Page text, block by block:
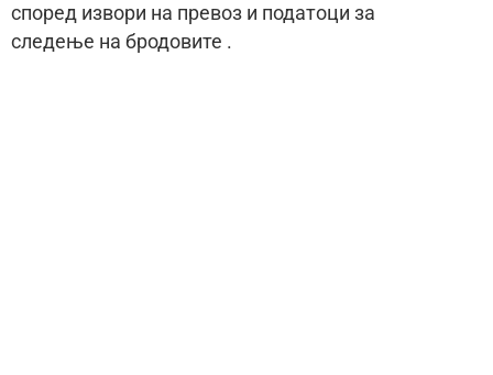
според извори на превоз и податоци за
следење на бродовите .